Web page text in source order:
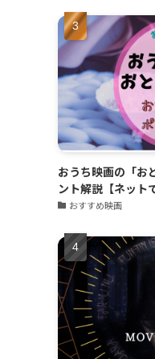
おうち映画の「お
ント解説【ネット
おすすめ映画